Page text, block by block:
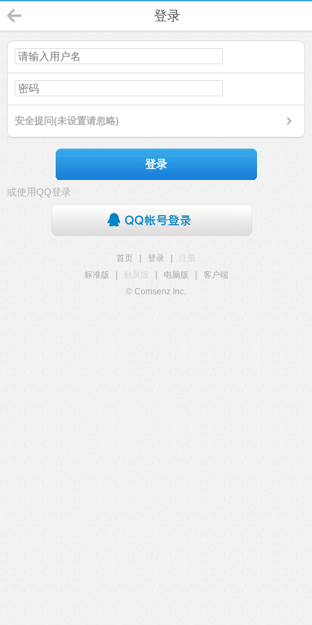
登录
安全提问(未设置请忽略)
登录
或使用QQ登录
首页 登录
注册
标准版
触屏版 电脑版
客户端
© Comsenz Inc.